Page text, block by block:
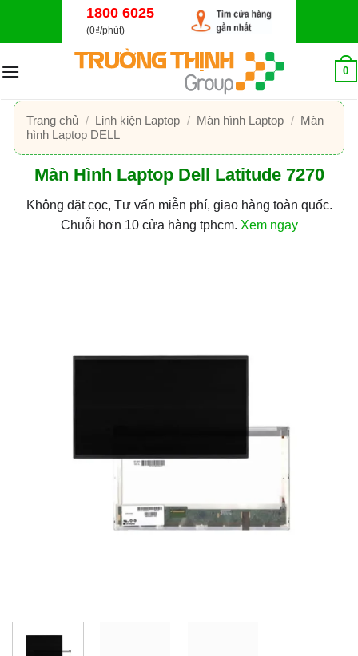
dung
1800 6025
(0₫/phút)
0
Trang chủ / Linh kiện Laptop / Màn hình Laptop / Màn
hình Laptop DELL
Màn Hình Laptop Dell Latitude 7270
Không đặt cọc, Tư vấn miễn phí, giao hàng toàn quốc.
Chuỗi hơn 10 cửa hàng tphcm. Xem ngay